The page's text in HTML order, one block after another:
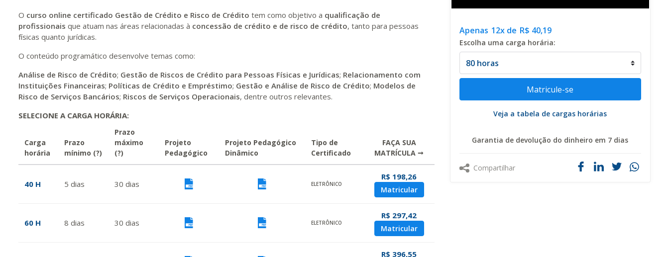
Apenas 12x de R$ 40,19
Escolha uma carga horária:
Veja a tabela de cargas horárias
Garantia de devolução do dinheiro em 7 dias
Compartilhar
O curso online certificado Gestão de Crédito e Risco de Crédito tem como objetivo a qualificação de
profissionais que atuam nas áreas relacionadas à concessão de crédito e de risco de crédito, tanto para pessoas
físicas quanto jurídicas.
O conteúdo programático desenvolve temas como:
Análise de Risco de Crédito; Gestão de Riscos de Crédito para Pessoas Físicas e Jurídicas; Relacionamento com
Instituições Financeiras; Políticas de Crédito e Empréstimo; Gestão e Análise de Risco de Crédito; Modelos de
Risco de Serviços Bancários; Riscos de Serviços Operacionais, dentre outros relevantes.
SELECIONE A CARGA HORÁRIA:
Carga
horária
Prazo
mínimo (?)
Prazo
máximo
(?)
Projeto
Pedagógico
Projeto Pedagógico
Dinâmico
Tipo de
Certificado
FAÇA SUA
MATRÍCULA →
40 H 5 dias 30 dias Visualizar
ELETRÔNICO
R$ 198,26
Matricular
60 H 8 dias 30 dias Visualizar
ELETRÔNICO
R$ 297,42
Matricular
R$ 396,55